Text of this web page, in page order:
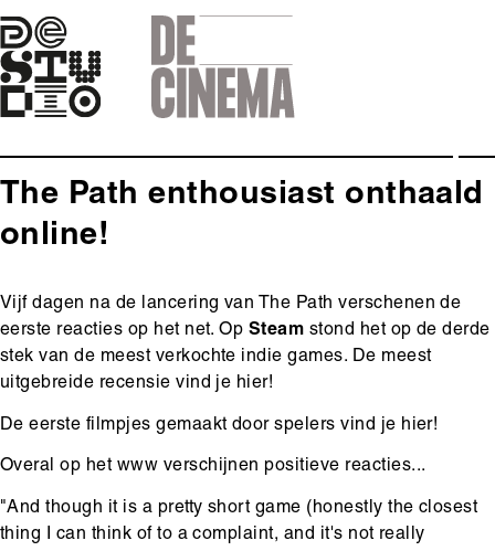
Skip
to
main
navigation
The Path enthousiast onthaald
online!
Body
Vijf dagen na de lancering van The Path verschenen de
eerste reacties op het net. Op Steam stond het op de derde
stek van de meest verkochte indie games. De meest
uitgebreide recensievind je hier!
De eerste filmpjes gemaakt door spelersvind je hier!
Overal op het www verschijnen positieve reacties...
"And though it is a pretty short game (honestly the closest
thing I can think of to a complaint, and it's not really